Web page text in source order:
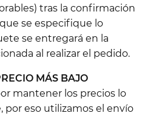
tras la confirmación
se especifique lo
se entregará en la
al realizar el pedido.
MÁS BAJO
mantener los precios lo
por eso utilizamos el envío